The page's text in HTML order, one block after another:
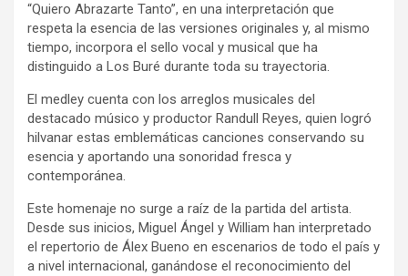
“Quiero Abrazarte Tanto”, en una interpretación que
respeta la esencia de las versiones originales y, al mismo
tiempo, incorpora el sello vocal y musical que ha
distinguido a Los Buré durante toda su trayectoria.
El medley cuenta con los arreglos musicales del
destacado músico y productor Randull Reyes, quien logró
hilvanar estas emblemáticas canciones conservando su
esencia y aportando una sonoridad fresca y
contemporánea.
Este homenaje no surge a raíz de la partida del artista.
Desde sus inicios, Miguel Ángel y William han interpretado
el repertorio de Álex Bueno en escenarios de todo el país y
a nivel internacional, ganándose el reconocimiento del